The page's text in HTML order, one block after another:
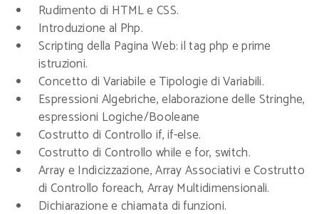
Rudimento di HTML e CSS.
Introduzione al Php.
Scripting della Pagina Web: il tag php e prime
istruzioni.
Concetto di Variabile e Tipologie di Variabili.
Espressioni Algebriche, elaborazione delle Stringhe,
espressioni Logiche/Booleane
Costrutto di Controllo if, if-else.
Costrutto di Controllo while e for, switch.
Array e Indicizzazione, Array Associativi e Costrutto
di Controllo foreach, Array Multidimensionali.
Dichiarazione e chiamata di funzioni.